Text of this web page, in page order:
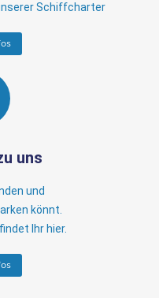
Schiffcharter
uns
und
könnt.
Ihr hier.